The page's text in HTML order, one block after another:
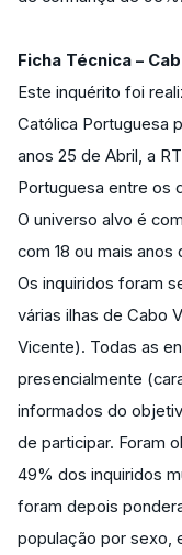
Ficha Técnica –
Este inquérito foi
Católica Portuguesa
anos 25 de Abril, a
Portuguesa entre os
O universo alvo é
com 18 ou mais
Os inquiridos foram
várias ilhas de Cabo
Vicente). Todas as
presencialmente
informados do
de participar. Foram
49% dos inquiridos
foram depois
população por sexo,